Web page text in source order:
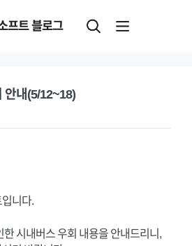
프트 블로그
안내(5/12~18)
니다.
한 시내버스 우회 내용을 안내드리니,